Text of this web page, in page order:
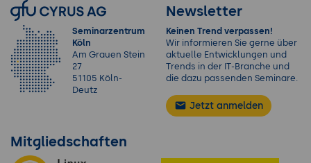
Seminarzentrum
Köln
Am Grauen Stein
27
51105 Köln-
Deutz
Newsletter
Keinen Trend verpassen!
Wir informieren Sie gerne über
aktuelle Entwicklungen und
Trends in der IT-Branche und
die dazu passenden Seminare.
Jetzt anmelden
Mitgliedschaften